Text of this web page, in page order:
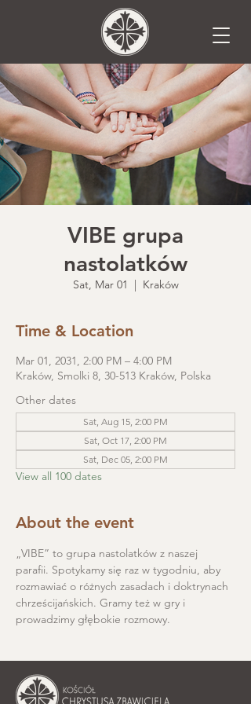
VIBE grupa
nastolatków
Sat, Mar 01
  |
Kraków
Time & Location
Mar 01, 2031, 2:00 PM – 4:00 PM
Kraków, Smolki 8, 30-513 Kraków, Polska
Other dates
Sat, Aug 15, 2:00 PM
Sat, Oct 17, 2:00 PM
Sat, Dec 05, 2:00 PM
View all 100 dates
About the event
„VIBE” to grupa nastolatków z naszej
parafii. Spotykamy się raz w tygodniu, aby
rozmawiać o różnych zasadach i doktrynach
chrześcijańskich. Gramy też w gry i
prowadzimy głębokie rozmowy.